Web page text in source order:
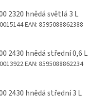
2320 hnědá světlá 3 L
EAN: 8595088862388
2430 hnědá střední 0,6 L
EAN: 8595088862234
2430 hnědá střední 3 L